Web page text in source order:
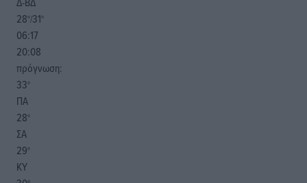
28°/31°
06:17
20:08
πρόγνωση:
33°
ΠΑ
28°
ΣΑ
29°
ΚΥ